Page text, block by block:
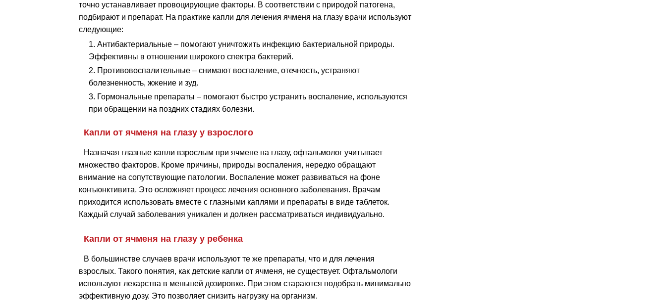
точно устанавливает провоцирующие факторы. В соответствии с природой патогена,
подбирают и препарат. На практике капли для лечения ячменя на глазу врачи используют
следующие:
Антибактериальные – помогают уничтожить инфекцию бактериальной природы.
Эффективны в отношении широкого спектра бактерий.
Противовоспалительные – снимают воспаление, отечность, устраняют
болезненность, жжение и зуд.
Гормональные препараты – помогают быстро устранить воспаление, используются
при обращении на поздних стадиях болезни.
Капли от ячменя на глазу у взрослого
Назначая глазные капли взрослым при ячмене на глазу, офтальмолог учитывает
множество факторов. Кроме причины, природы воспаления, нередко обращают
внимание на сопутствующие патологии. Воспаление может развиваться на фоне
конъюнктивита. Это осложняет процесс лечения основного заболевания. Врачам
приходится использовать вместе с глазными каплями и препараты в виде таблеток.
Каждый случай заболевания уникален и должен рассматриваться индивидуально.
Капли от ячменя на глазу у ребенка
В большинстве случаев врачи используют те же препараты, что и для лечения
взрослых. Такого понятия, как детские капли от ячменя, не существует. Офтальмологи
используют лекарства в меньшей дозировке. При этом стараются подобрать минимально
эффективную дозу. Это позволяет снизить нагрузку на организм.